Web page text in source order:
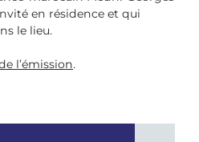
en résidence et qui
le lieu.
l’émission.